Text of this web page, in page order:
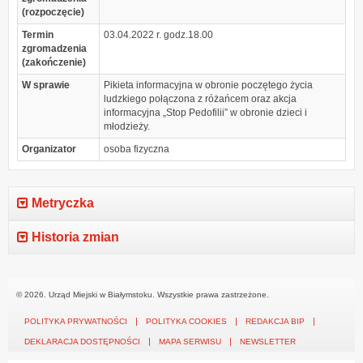
(rozpoczęcie)
Termin
zgromadzenia
(zakończenie)
03.04.2022 r. godz.18.00
W sprawie
Pikieta informacyjna w obronie poczętego życia
ludzkiego połączona z różańcem oraz akcja
informacyjna „Stop Pedofilii” w obronie dzieci i
młodzieży.
Organizator
osoba fizyczna
Metryczka
Historia zmian
© 2026. Urząd Miejski w Białymstoku. Wszystkie prawa zastrzeżone.
POLITYKA PRYWATNOŚCI POLITYKA COOKIES REDAKCJA BIP
DEKLARACJA DOSTĘPNOŚCI MAPA SERWISU NEWSLETTER